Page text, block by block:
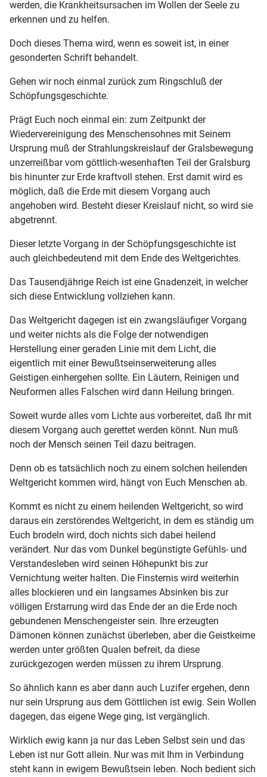
werden, die Krankheitsursachen im Wollen der Seele zu
erkennen und zu helfen.
Doch dieses Thema wird, wenn es soweit ist, in einer
gesonderten Schrift behandelt.
Gehen wir noch einmal zurück zum Ringschluß der
Schöpfungsgeschichte.
Prägt Euch noch einmal ein: zum Zeitpunkt der
Wiedervereinigung des Menschensohnes mit Seinem
Ursprung muß der Strahlungskreislauf der Gralsbewegung
unzerreißbar vom göttlich-wesenhaften Teil der Gralsburg
bis hinunter zur Erde kraftvoll stehen. Erst damit wird es
möglich, daß die Erde mit diesem Vorgang auch
angehoben wird. Besteht dieser Kreislauf nicht, so wird sie
abgetrennt.
Dieser letzte Vorgang in der Schöpfungsgeschichte ist
auch gleichbedeutend mit dem Ende des Weltgerichtes.
Das Tausendjährige Reich ist eine Gnadenzeit, in welcher
sich diese Entwicklung vollziehen kann.
Das Weltgericht dagegen ist ein zwangsläufiger Vorgang
und weiter nichts als die Folge der notwendigen
Herstellung einer geraden Linie mit dem Licht, die
eigentlich mit einer Bewußtseinserweiterung alles
Geistigen einhergehen sollte. Ein Läutern, Reinigen und
Neuformen alles Falschen wird dann Heilung bringen.
Soweit wurde alles vom Lichte aus vorbereitet, daß Ihr mit
diesem Vorgang auch gerettet werden könnt. Nun muß
noch der Mensch seinen Teil dazu beitragen.
Denn ob es tatsächlich noch zu einem solchen heilenden
Weltgericht kommen wird, hängt von Euch Menschen ab.
Kommt es nicht zu einem heilenden Weltgericht, so wird
daraus ein zerstörendes Weltgericht, in dem es ständig um
Euch brodeln wird, doch nichts sich dabei heilend
verändert. Nur das vom Dunkel begünstigte Gefühls- und
Verstandesleben wird seinen Höhepunkt bis zur
Vernichtung weiter halten. Die Finsternis wird weiterhin
alles blockieren und ein langsames Absinken bis zur
völligen Erstarrung wird das Ende der an die Erde noch
gebundenen Menschengeister sein. Ihre erzeugten
Dämonen können zunächst überleben, aber die Geistkeime
werden unter größten Qualen befreit, da diese
zurückgezogen werden müssen zu ihrem Ursprung.
So ähnlich kann es aber dann auch Luzifer ergehen, denn
nur sein Ursprung aus dem Göttlichen ist ewig. Sein Wollen
dagegen, das eigene Wege ging, ist vergänglich.
Wirklich ewig kann ja nur das Leben Selbst sein und das
Leben ist nur Gott allein. Nur was mit Ihm in Verbindung
steht kann in ewigem Bewußtsein leben. Noch bedient sich